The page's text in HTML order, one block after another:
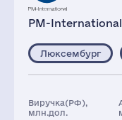
PM-International
Люксембург
Виручка(РФ),
млн.дол.